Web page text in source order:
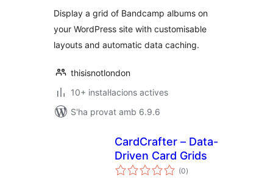
Display a grid of Bandcamp albums on
your WordPress site with customisable
layouts and automatic data caching.
thisisnotlondon
10+ instal·lacions actives
S'ha provat amb 6.9.6
CardCrafter – Data-
Driven Card Grids
(0puntuacions
totals
)